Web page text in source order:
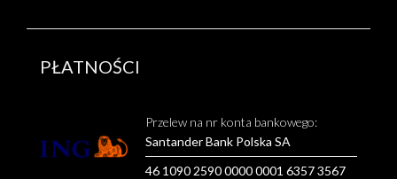
PŁATNOŚCI
Przelew na nr konta bankowego:
Santander Bank Polska SA
46 1090 2590 0000 0001 6357 3567